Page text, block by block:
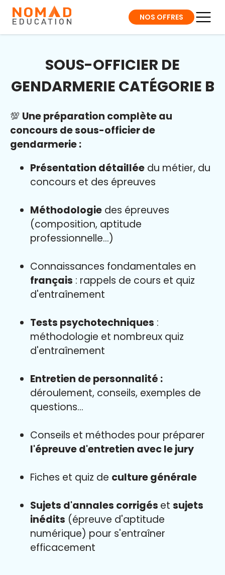
NOS OFFRES
SOUS-OFFICIER DE
GENDARMERIE CATÉGORIE B
💯 Une préparation complète au
concours de sous-officier de
gendarmerie :
Présentation détaillée du métier, du
concours et des épreuves
Méthodologie des épreuves
(composition, aptitude
professionnelle...)
Connaissances fondamentales en
français : rappels de cours et quiz
d'entraînement
Tests psychotechniques :
méthodologie et nombreux quiz
d'entraînement
Entretien de personnalité :
déroulement, conseils, exemples de
questions...
Conseils et méthodes pour préparer
l'épreuve d'entretien avec le jury
Fiches et quiz de culture générale
Sujets d'annales corrigés et sujets
inédits (épreuve d'aptitude
numérique) pour s'entraîner
efficacement